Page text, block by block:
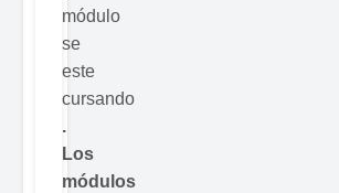
módulo
se
este
cursando
.
Los
módulos